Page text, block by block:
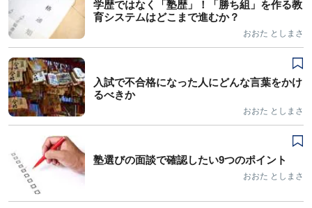
学歴ではなく「塾歴」！「勝ち組」を作る教
育システムはどこまで進むか？
おおた としまさ
入試で不合格になった人にどんな言葉をかけ
るべきか
おおた としまさ
塾選びの面談で確認したい9つのポイント
おおた としまさ